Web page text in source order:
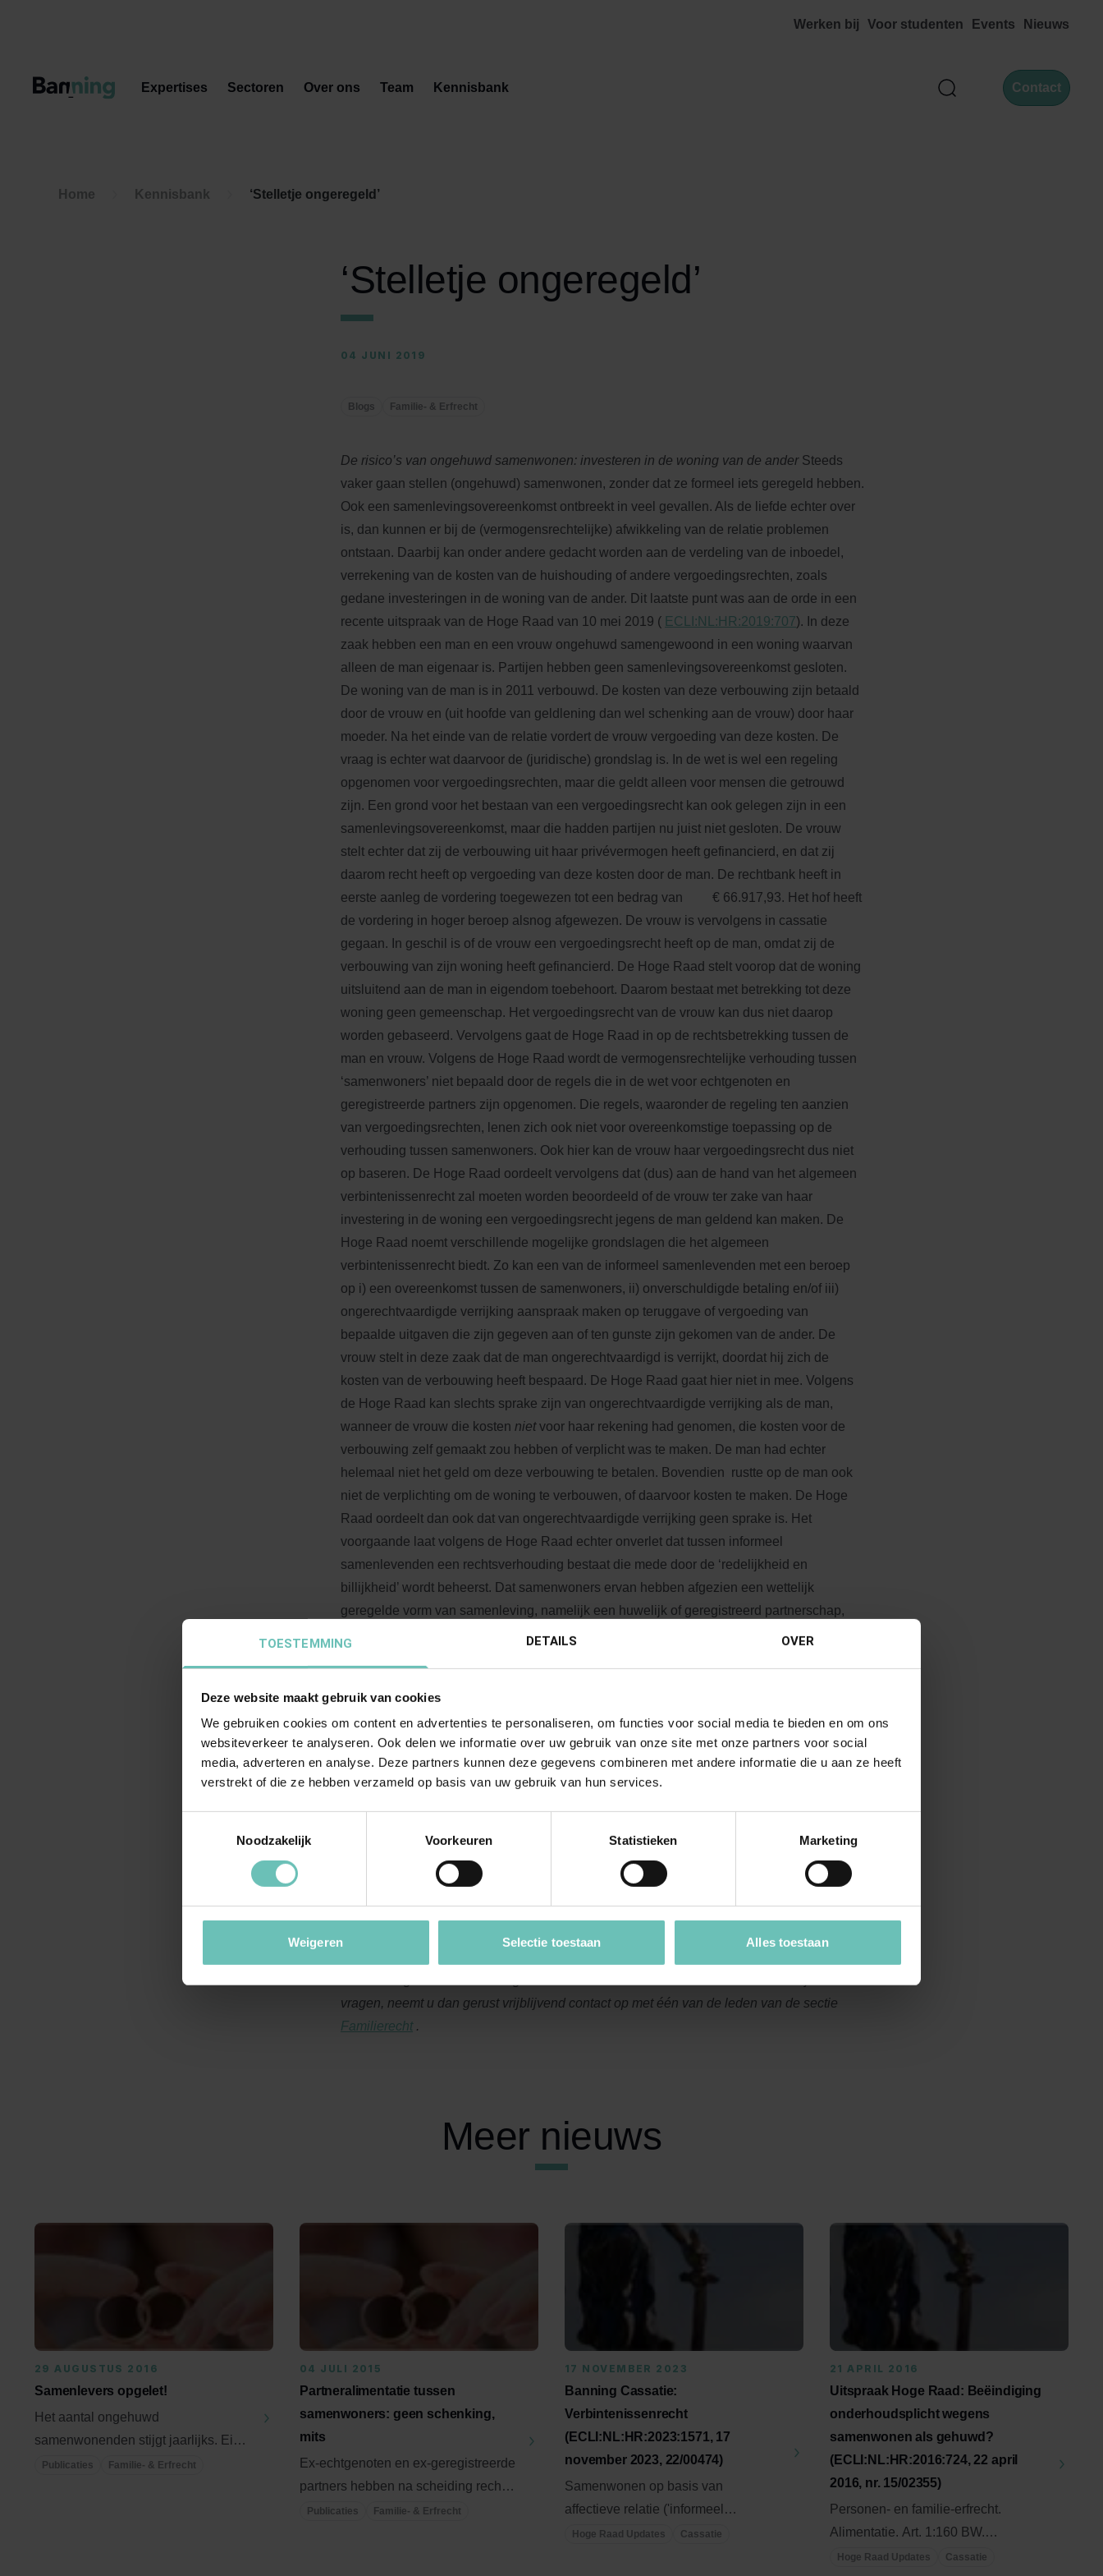
TOESTEMMING DETAILS OVER
Deze website maakt gebruik van cookies
We gebruiken cookies om content en advertenties te personaliseren, om functies voor social media te bieden en om ons
websiteverkeer te analyseren. Ook delen we informatie over uw gebruik van onze site met onze partners voor social
media, adverteren en analyse. Deze partners kunnen deze gegevens combineren met andere informatie die u aan ze heeft
verstrekt of die ze hebben verzameld op basis van uw gebruik van hun services.
Noodzakelijk
Voorkeuren Statistieken Marketing
Weigeren Selectie toestaan Alles toestaan
Werken bij Voor studenten Events Nieuws
Zoek Contact
Expertises Sectoren Over ons Team Kennisbank
Home Kennisbank ‘Stelletje ongeregeld’
‘Stelletje ongeregeld’
04 JUNI 2019
Blogs Familie- & Erfrecht
De risico’s van ongehuwd samenwonen: investeren in de woning van de anderSteeds
vaker gaan stellen (ongehuwd) samenwonen, zonder dat ze formeel iets geregeld hebben.
Ook een samenlevingsovereenkomst ontbreekt in veel gevallen. Als de liefde echter over
is, dan kunnen er bij de (vermogensrechtelijke) afwikkeling van de relatie problemen
ontstaan. Daarbij kan onder andere gedacht worden aan de verdeling van de inboedel,
verrekening van de kosten van de huishouding of andere vergoedingsrechten, zoals
gedane investeringen in de woning van de ander. Dit laatste punt was aan de orde in een
recente uitspraak van de Hoge Raad van 10 mei 2019 ( ECLI:NL:HR:2019:707). In deze
zaak hebben een man en een vrouw ongehuwd samengewoond in een woning waarvan
alleen de man eigenaar is. Partijen hebben geen samenlevingsovereenkomst gesloten.
De woning van de man is in 2011 verbouwd. De kosten van deze verbouwing zijn betaald
door de vrouw en (uit hoofde van geldlening dan wel schenking aan de vrouw) door haar
moeder. Na het einde van de relatie vordert de vrouw vergoeding van deze kosten. De
vraag is echter wat daarvoor de (juridische) grondslag is. In de wet is wel een regeling
opgenomen voor vergoedingsrechten, maar die geldt alleen voor mensen die getrouwd
zijn. Een grond voor het bestaan van een vergoedingsrecht kan ook gelegen zijn in een
samenlevingsovereenkomst, maar die hadden partijen nu juist niet gesloten. De vrouw
stelt echter dat zij de verbouwing uit haar privévermogen heeft gefinancierd, en dat zij
daarom recht heeft op vergoeding van deze kosten door de man. De rechtbank heeft in
eerste aanleg de vordering toegewezen tot een bedrag van € 66.917,93. Het hof heeft
de vordering in hoger beroep alsnog afgewezen. De vrouw is vervolgens in cassatie
gegaan. In geschil is of de vrouw een vergoedingsrecht heeft op de man, omdat zij de
verbouwing van zijn woning heeft gefinancierd. De Hoge Raad stelt voorop dat de woning
uitsluitend aan de man in eigendom toebehoort. Daarom bestaat met betrekking tot deze
woning geen gemeenschap. Het vergoedingsrecht van de vrouw kan dus niet daarop
worden gebaseerd. Vervolgens gaat de Hoge Raad in op de rechtsbetrekking tussen de
man en vrouw. Volgens de Hoge Raad wordt de vermogensrechtelijke verhouding tussen
‘samenwoners’ niet bepaald door de regels die in de wet voor echtgenoten en
geregistreerde partners zijn opgenomen. Die regels, waaronder de regeling ten aanzien
van vergoedingsrechten, lenen zich ook niet voor overeenkomstige toepassing op de
verhouding tussen samenwoners. Ook hier kan de vrouw haar vergoedingsrecht dus niet
op baseren. De Hoge Raad oordeelt vervolgens dat (dus) aan de hand van het algemeen
verbintenissenrecht zal moeten worden beoordeeld of de vrouw ter zake van haar
investering in de woning een vergoedingsrecht jegens de man geldend kan maken. De
Hoge Raad noemt verschillende mogelijke grondslagen die het algemeen
verbintenissenrecht biedt. Zo kan een van de informeel samenlevenden met een beroep
op i) een overeenkomst tussen de samenwoners, ii) onverschuldigde betaling en/of iii)
ongerechtvaardigde verrijking aanspraak maken op teruggave of vergoeding van
bepaalde uitgaven die zijn gegeven aan of ten gunste zijn gekomen van de ander. De
vrouw stelt in deze zaak dat de man ongerechtvaardigd is verrijkt, doordat hij zich de
kosten van de verbouwing heeft bespaard. De Hoge Raad gaat hier niet in mee. Volgens
de Hoge Raad kan slechts sprake zijn van ongerechtvaardigde verrijking als de man,
wanneer de vrouw die kosten nietvoor haar rekening had genomen, die kosten voor de
verbouwing zelf gemaakt zou hebben of verplicht was te maken. De man had echter
helemaal niet het geld om deze verbouwing te betalen. Bovendien rustte op de man ook
niet de verplichting om de woning te verbouwen, of daarvoor kosten te maken. De Hoge
Raad oordeelt dan ook dat van ongerechtvaardigde verrijking geen sprake is. Het
voorgaande laat volgens de Hoge Raad echter onverlet dat tussen informeel
samenlevenden een rechtsverhouding bestaat die mede door de ‘redelijkheid en
billijkheid’ wordt beheerst. Dat samenwoners ervan hebben afgezien een wettelijk
geregelde vorm van samenleving, namelijk een huwelijk of geregistreerd partnerschap,
aan te gaan, of over de vermogensrechtelijke aspecten van hun samenleving
vermogensrechtelijke verhouding. Ook als ten aanzien van bepaalde uitgaven niet een
vergoedingsrecht kan worden aangenomen op grond van een overeenkomst of op grond
van de in de wet geregelde rechtsfiguren, kan volgens de Hoge Raad zo’n vordering in
verband met de bijzondere omstandigheden van het geval voortvloeien uit de eisen van
bijzondere feiten en omstandigheden te stellen die naar maatstaven van redelijkheid en
billijkheid meebrengen dat zij een vergoedingsrecht jegens de man heeft. In casu heeft de
vrouw echter geen bijzondere feiten en omstandigheden aangevoerd. Zij heeft dan ook
geen uit de eisen van redelijkheid en billijkheid voortvloeiend vergoedingsrecht jegens de
vragen, neemt u dan gerust vrijblijvend contact op met één van de leden van de sectie
Familierecht .
Meer nieuws
29 AUGUSTUS 2016
Samenlevers opgelet!
Het aantal ongehuwd
samenwonenden stijgt jaarlijks. Eind
2015 was het aantal ongehuwd
Publicaties Familie- & Erfrecht
04 JULI 2015
Partneralimentatie tussen
samenwoners: geen schenking,
mits
Ex-echtgenoten en ex-geregistreerde
partners hebben na scheiding recht
op partneralimentatie. Dit ...
Publicaties Familie- & Erfrecht
17 NOVEMBER 2023
Banning Cassatie:
Verbintenissenrecht
(ECLI:NL:HR:2023:1571, 17
november 2023, 22/00474)
Samenwonen op basis van
affectieve relatie ('informeel
samenleven'). Vergoedingsrechten.
Hoge Raad Updates Cassatie
21 APRIL 2016
Uitspraak Hoge Raad: Beëindiging
onderhoudsplicht wegens
samenwonen als gehuwd?
(ECLI:NL:HR:2016:724, 22 april
2016, nr. 15/02355)
Personen- en familie-erfrecht.
Alimentatie. Art. 1:160 BW.
Beëindiging onderhoudsplicht
Hoge Raad Updates Cassatie